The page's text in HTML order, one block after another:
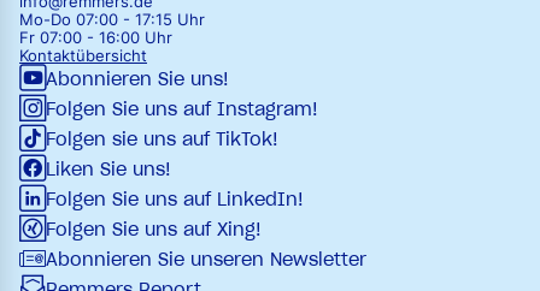
Mo-Do 07:00 - 17:15 Uhr
Fr 07:00 - 16:00 Uhr
Kontaktübersicht
Abonnieren Sie uns!
Folgen Sie uns auf Instagram!
Folgen sie uns auf TikTok!
Liken Sie uns!
Folgen Sie uns auf LinkedIn!
Folgen Sie uns auf Xing!
Abonnieren Sie unseren Newsletter